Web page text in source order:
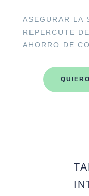
ASEGURAR LA
REPERCUTE
AHORRO DE